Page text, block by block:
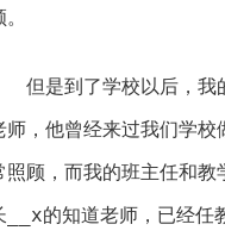
但是到了学校以后，
师，他曾经来过我们学
照顾，而我的班主任和
__x的知道老师，已经任